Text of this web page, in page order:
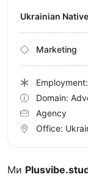
Ми
Ukrainian Native
Marketing
Domain:
Agency
Office: